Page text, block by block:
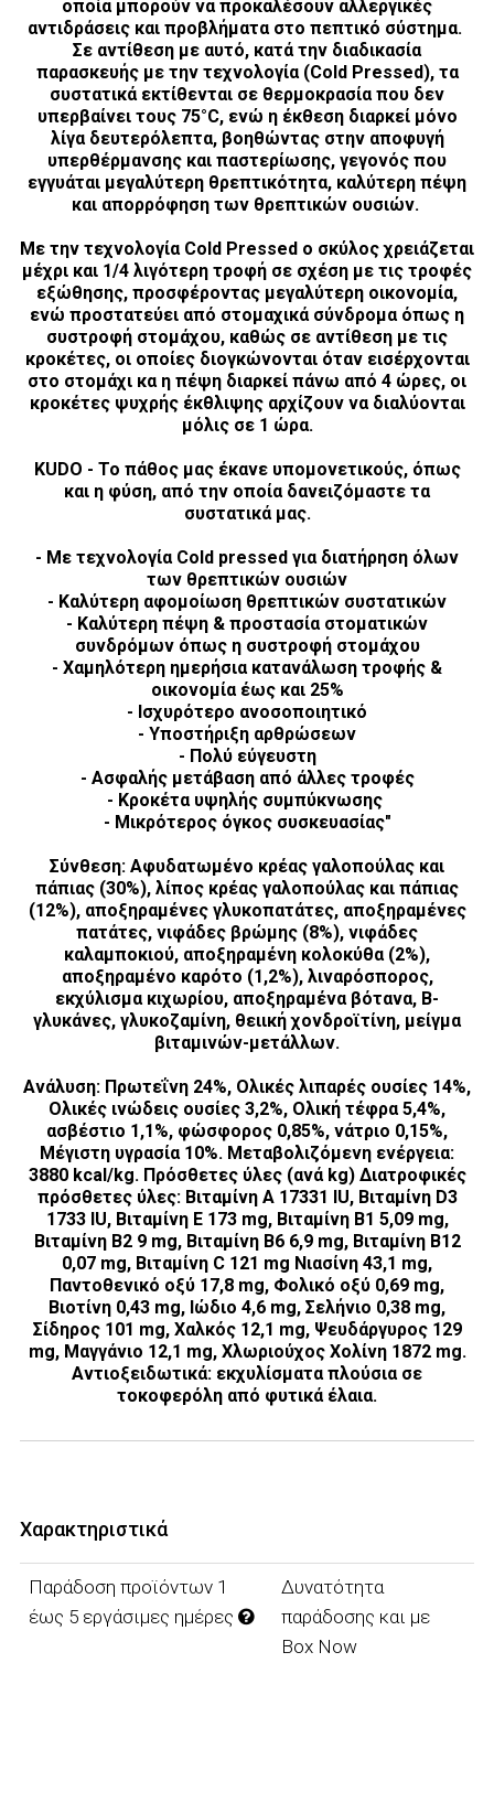
οποία μπορούν να προκαλέσουν αλλεργικές
αντιδράσεις και προβλήματα στο πεπτικό σύστημα.
Σε αντίθεση με αυτό, κατά την διαδικασία
παρασκευής με την τεχνολογία (Cold Pressed), τα
συστατικά εκτίθενται σε θερμοκρασία που δεν
υπερβαίνει τους 75°C, ενώ η έκθεση διαρκεί μόνο
λίγα δευτερόλεπτα, βοηθώντας στην αποφυγή
υπερθέρμανσης και παστερίωσης, γεγονός που
εγγυάται μεγαλύτερη θρεπτικότητα, καλύτερη πέψη
και απορρόφηση των θρεπτικών ουσιών.
Με την τεχνολογία Cold Pressed ο σκύλος χρειάζεται
μέχρι και 1/4 λιγότερη τροφή σε σχέση με τις τροφές
εξώθησης, προσφέροντας μεγαλύτερη οικονομία,
ενώ προστατεύει από στομαχικά σύνδρομα όπως η
συστροφή στομάχου, καθώς σε αντίθεση με τις
κροκέτες, οι οποίες διογκώνονται όταν εισέρχονται
στο στομάχι κα η πέψη διαρκεί πάνω από 4 ώρες, οι
κροκέτες ψυχρής έκθλιψης αρχίζουν να διαλύονται
μόλις σε 1 ώρα.
KUDO - Το πάθος μας έκανε υπομονετικούς, όπως
και η φύση, από την οποία δανειζόμαστε τα
συστατικά μας.
- Με τεχνολογία Cold pressed για διατήρηση όλων
των θρεπτικών ουσιών
- Καλύτερη αφομοίωση θρεπτικών συστατικών
- Καλύτερη πέψη & προστασία στοματικών
συνδρόμων όπως η συστροφή στομάχου
- Χαμηλότερη ημερήσια κατανάλωση τροφής &
οικονομία έως και 25%
- Ισχυρότερο ανοσοποιητικό
- Υποστήριξη αρθρώσεων
- Πολύ εύγευστη
- Ασφαλής μετάβαση από άλλες τροφές
- Κροκέτα υψηλής συμπύκνωσης
- Μικρότερος όγκος συσκευασίας"
Σύνθεση: Αφυδατωμένο κρέας γαλοπούλας και
πάπιας (30%), λίπος κρέας γαλοπούλας και πάπιας
(12%), αποξηραμένες γλυκοπατάτες, αποξηραμένες
πατάτες, νιφάδες βρώμης (8%), νιφάδες
καλαμποκιού, αποξηραμένη κολοκύθα (2%),
αποξηραμένο καρότο (1,2%), λιναρόσπορος,
εκχύλισμα κιχωρίου, αποξηραμένα βότανα, B-
γλυκάνες, γλυκοζαμίνη, θειική χονδροϊτίνη, μείγμα
βιταμινών-μετάλλων.
Ανάλυση: Πρωτεΐνη 24%, Ολικές λιπαρές ουσίες 14%,
Ολικές ινώδεις ουσίες 3,2%, Ολική τέφρα 5,4%,
ασβέστιο 1,1%, φώσφορος 0,85%, νάτριο 0,15%,
Μέγιστη υγρασία 10%. Μεταβολιζόμενη ενέργεια:
3880 kcal/kg. Πρόσθετες ύλες (ανά kg) Διατροφικές
πρόσθετες ύλες: Βιταμίνη A 17331 IU, Βιταμίνη D3
1733 IU, Βιταμίνη Ε 173 mg, Βιταμίνη Β1 5,09 mg,
Βιταμίνη Β2 9 mg, Βιταμίνη Β6 6,9 mg, Βιταμίνη Β12
0,07 mg, Βιταμίνη C 121 mg Νιασίνη 43,1 mg,
Παντοθενικό οξύ 17,8 mg, Φολικό οξύ 0,69 mg,
Βιοτίνη 0,43 mg, Ιώδιο 4,6 mg, Σελήνιο 0,38 mg,
Σίδηρος 101 mg, Χαλκός 12,1 mg, Ψευδάργυρος 129
mg, Μαγγάνιο 12,1 mg, Χλωριούχος Χολίνη 1872 mg.
Αντιοξειδωτικά: εκχυλίσματα πλούσια σε
τοκοφερόλη από φυτικά έλαια.
Χαρακτηριστικά
Παράδοση προϊόντων 1
έως 5 εργάσιμες ημέρες
Δυνατότητα
παράδοσης και με
Box Now